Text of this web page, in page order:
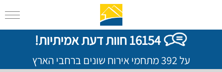
16154 חוות דעת אמיתיות!
על 392 מתחמי אירוח שונים ברחבי הארץ